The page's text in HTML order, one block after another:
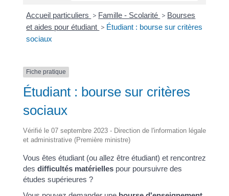
Accueil particuliers > Famille - Scolarité > Bourses
et aides pour étudiant > Étudiant : bourse sur critères
sociaux
Fiche pratique
Étudiant : bourse sur critères
sociaux
Vérifié le 07 septembre 2023 - Direction de l'information légale
et administrative (Première ministre)
Vous êtes étudiant (ou allez être étudiant) et rencontrez
des difficultés matériellespour poursuivre des
études supérieures ?